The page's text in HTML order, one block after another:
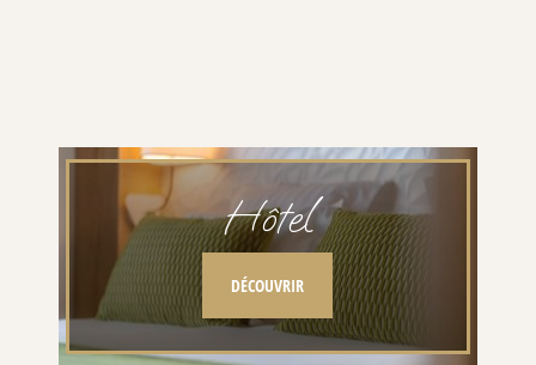
Hôtel
DÉCOUVRIR